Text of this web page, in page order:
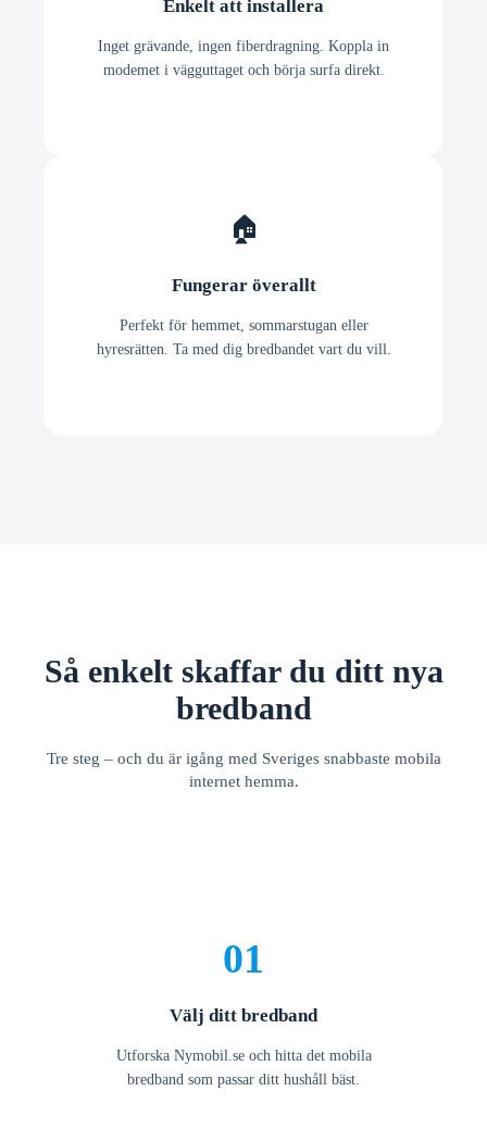
Enkelt att installera
Inget grävande, ingen fiberdragning. Koppla in
modemet i vägguttaget och börja surfa direkt.
🏠
Fungerar överallt
Perfekt för hemmet, sommarstugan eller
hyresrätten. Ta med dig bredbandet vart du vill.
Så enkelt skaffar du ditt nya
bredband
Tre steg – och du är igång med Sveriges snabbaste mobila
internet hemma.
01
Välj ditt bredband
Utforska Nymobil.se och hitta det mobila
bredband som passar ditt hushåll bäst.